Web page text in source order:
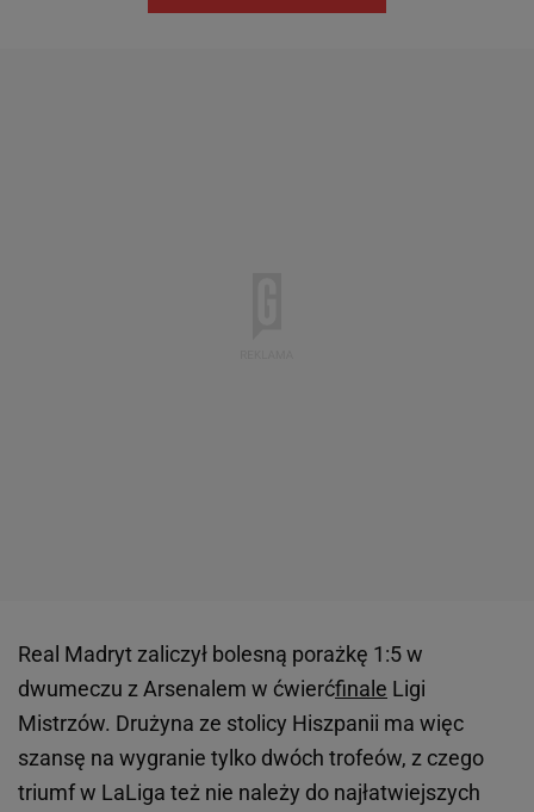
Real Madryt zaliczył bolesną porażkę 1:5 w
dwumeczu z Arsenalem w ćwierćfinale Ligi
Mistrzów. Drużyna ze stolicy Hiszpanii ma więc
szansę na wygranie tylko dwóch trofeów, z czego
triumf w LaLiga też nie należy do najłatwiejszych